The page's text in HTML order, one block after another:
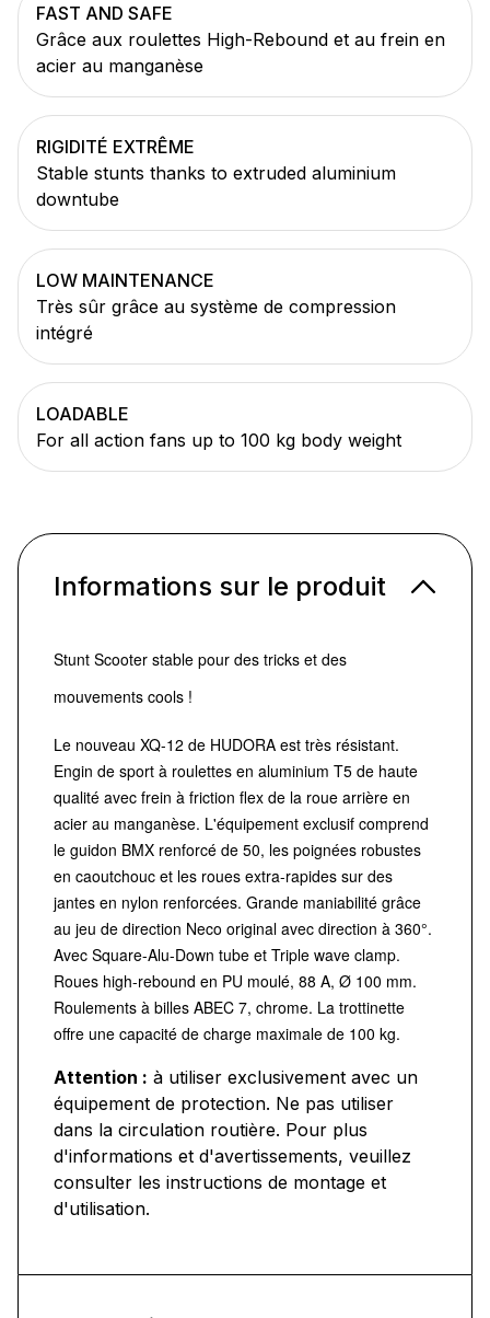
FAST AND SAFE
Grâce aux roulettes High-Rebound et au frein en
acier au manganèse
RIGIDITÉ EXTRÊME
Stable stunts thanks to extruded aluminium
downtube
LOW MAINTENANCE
Très sûr grâce au système de compression
intégré
LOADABLE
For all action fans up to 100 kg body weight
Informations sur le produit
Stunt Scooter stable pour des tricks et des
mouvements cools !
Le nouveau XQ-12 de HUDORA est très résistant.
Engin de sport à roulettes en aluminium T5 de haute
qualité avec frein à friction flex de la roue arrière en
acier au manganèse. L'équipement exclusif comprend
le guidon BMX renforcé de 50, les poignées robustes
en caoutchouc et les roues extra-rapides sur des
jantes en nylon renforcées. Grande maniabilité grâce
au jeu de direction Neco original avec direction à 360°.
Avec Square-Alu-Down tube et Triple wave clamp.
Roues high-rebound en PU moulé, 88 A, Ø 100 mm.
Roulements à billes ABEC 7, chrome. La trottinette
offre une capacité de charge maximale de 100 kg.
Attention : à utiliser exclusivement avec un
équipement de protection. Ne pas utiliser
dans la circulation routière. Pour plus
d'informations et d'avertissements, veuillez
consulter les instructions de montage et
d'utilisation.